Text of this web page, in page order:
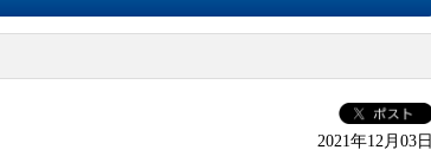
2021年12月03日